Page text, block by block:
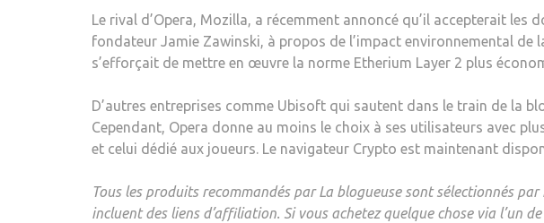
Le rival d’Opera, Mozilla, a récemment annoncé qu’il accepterait
fondateur Jamie Zawinski, à propos de l’impact environnemental
s’efforçait de mettre en œuvre la norme Etherium Layer 2 plus
D’autres entreprises comme Ubisoft qui sautent dans le train de la
Cependant, Opera donne au moins le choix à ses utilisateurs avec
et celui dédié aux joueurs. Le navigateur Crypto est maintenant
Tous les produits recommandés par La blogueuse sont sélectionnés
incluent des liens d’affiliation. Si vous achetez quelque chose via l’un